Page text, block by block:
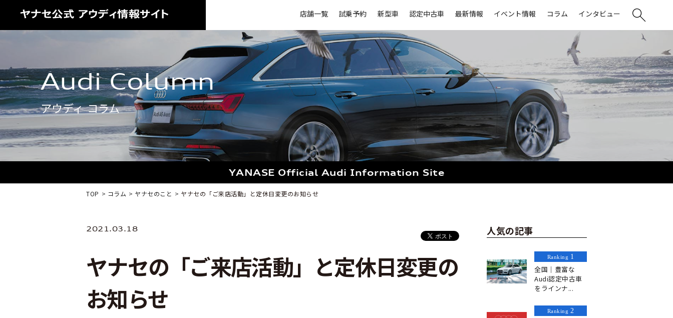
店舗一覧 試乗予約 新型車 認定中古車 最新情報 イベント情報 コラム インタビュー
Audi Column
アウディ コラム
YANASE Official Audi Information Site
TOP コラム ヤナセのこと ヤナセの「ご来店活動」と定休日変更のお知らせ
2021.03.18
ヤナセの「ご来店活動」と定休日変更の
お知らせ
人気の記事
Ranking 1
全国｜豊富な
Audi認定中古車
をラインナ...
Ranking 2